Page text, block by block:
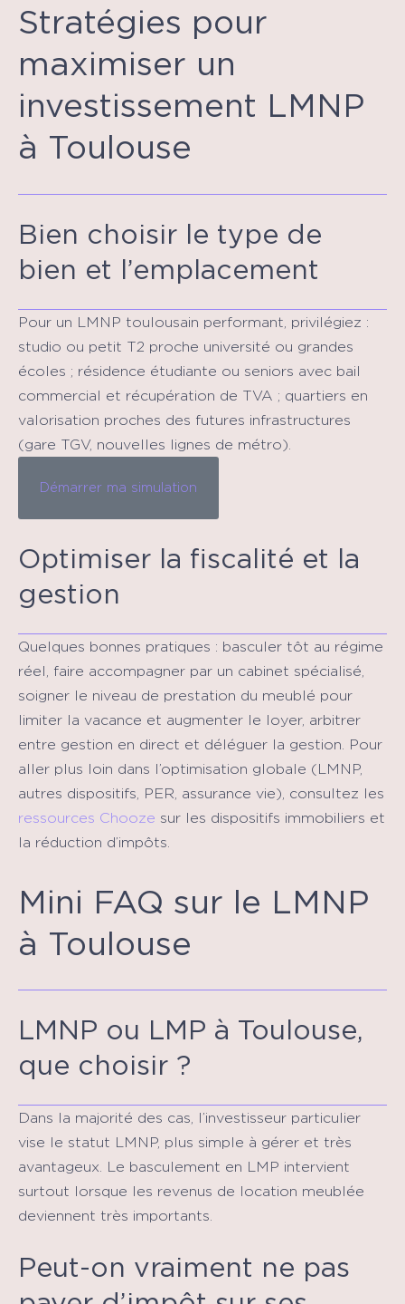
Stratégies pour
maximiser un
investissement LMNP
à Toulouse
Bien choisir le type de
bien et l’emplacement
Pour un LMNP toulousain performant, privilégiez :
studio ou petit T2 proche université ou grandes
écoles ; résidence étudiante ou seniors avec bail
commercial et récupération de TVA ; quartiers en
valorisation proches des futures infrastructures
(gare TGV, nouvelles lignes de métro).
Démarrer ma simulation
Optimiser la fiscalité et la
gestion
Quelques bonnes pratiques : basculer tôt au régime
réel, faire accompagner par un cabinet spécialisé,
soigner le niveau de prestation du meublé pour
limiter la vacance et augmenter le loyer, arbitrer
entre gestion en direct et déléguer la gestion. Pour
aller plus loin dans l’optimisation globale (LMNP,
autres dispositifs, PER, assurance vie), consultez les
ressources Chooze sur les dispositifs immobiliers et
la réduction d’impôts.
Mini FAQ sur le LMNP
à Toulouse
LMNP ou LMP à Toulouse,
que choisir ?
Dans la majorité des cas, l’investisseur particulier
vise le statut LMNP, plus simple à gérer et très
avantageux. Le basculement en LMP intervient
surtout lorsque les revenus de location meublée
deviennent très importants.
Peut-on vraiment ne pas